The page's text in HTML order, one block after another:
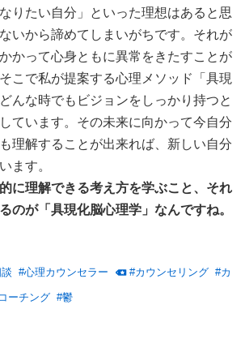
りたい自分」といった理想はあると思
いから諦めてしまいがちです。それが
かって心身ともに異常をきたすことが
こで私が提案する心理メソッド「具現
んな時でもビジョンをしっかり持つと
ています。その未来に向かって今自分
理解することが出来れば、新しい自分
ます。
に理解できる考え方を学ぶこと、それ
のが「具現化脳心理学」なんですね。
#心理カウンセラー #カウンセリング #カ
ーチング #鬱